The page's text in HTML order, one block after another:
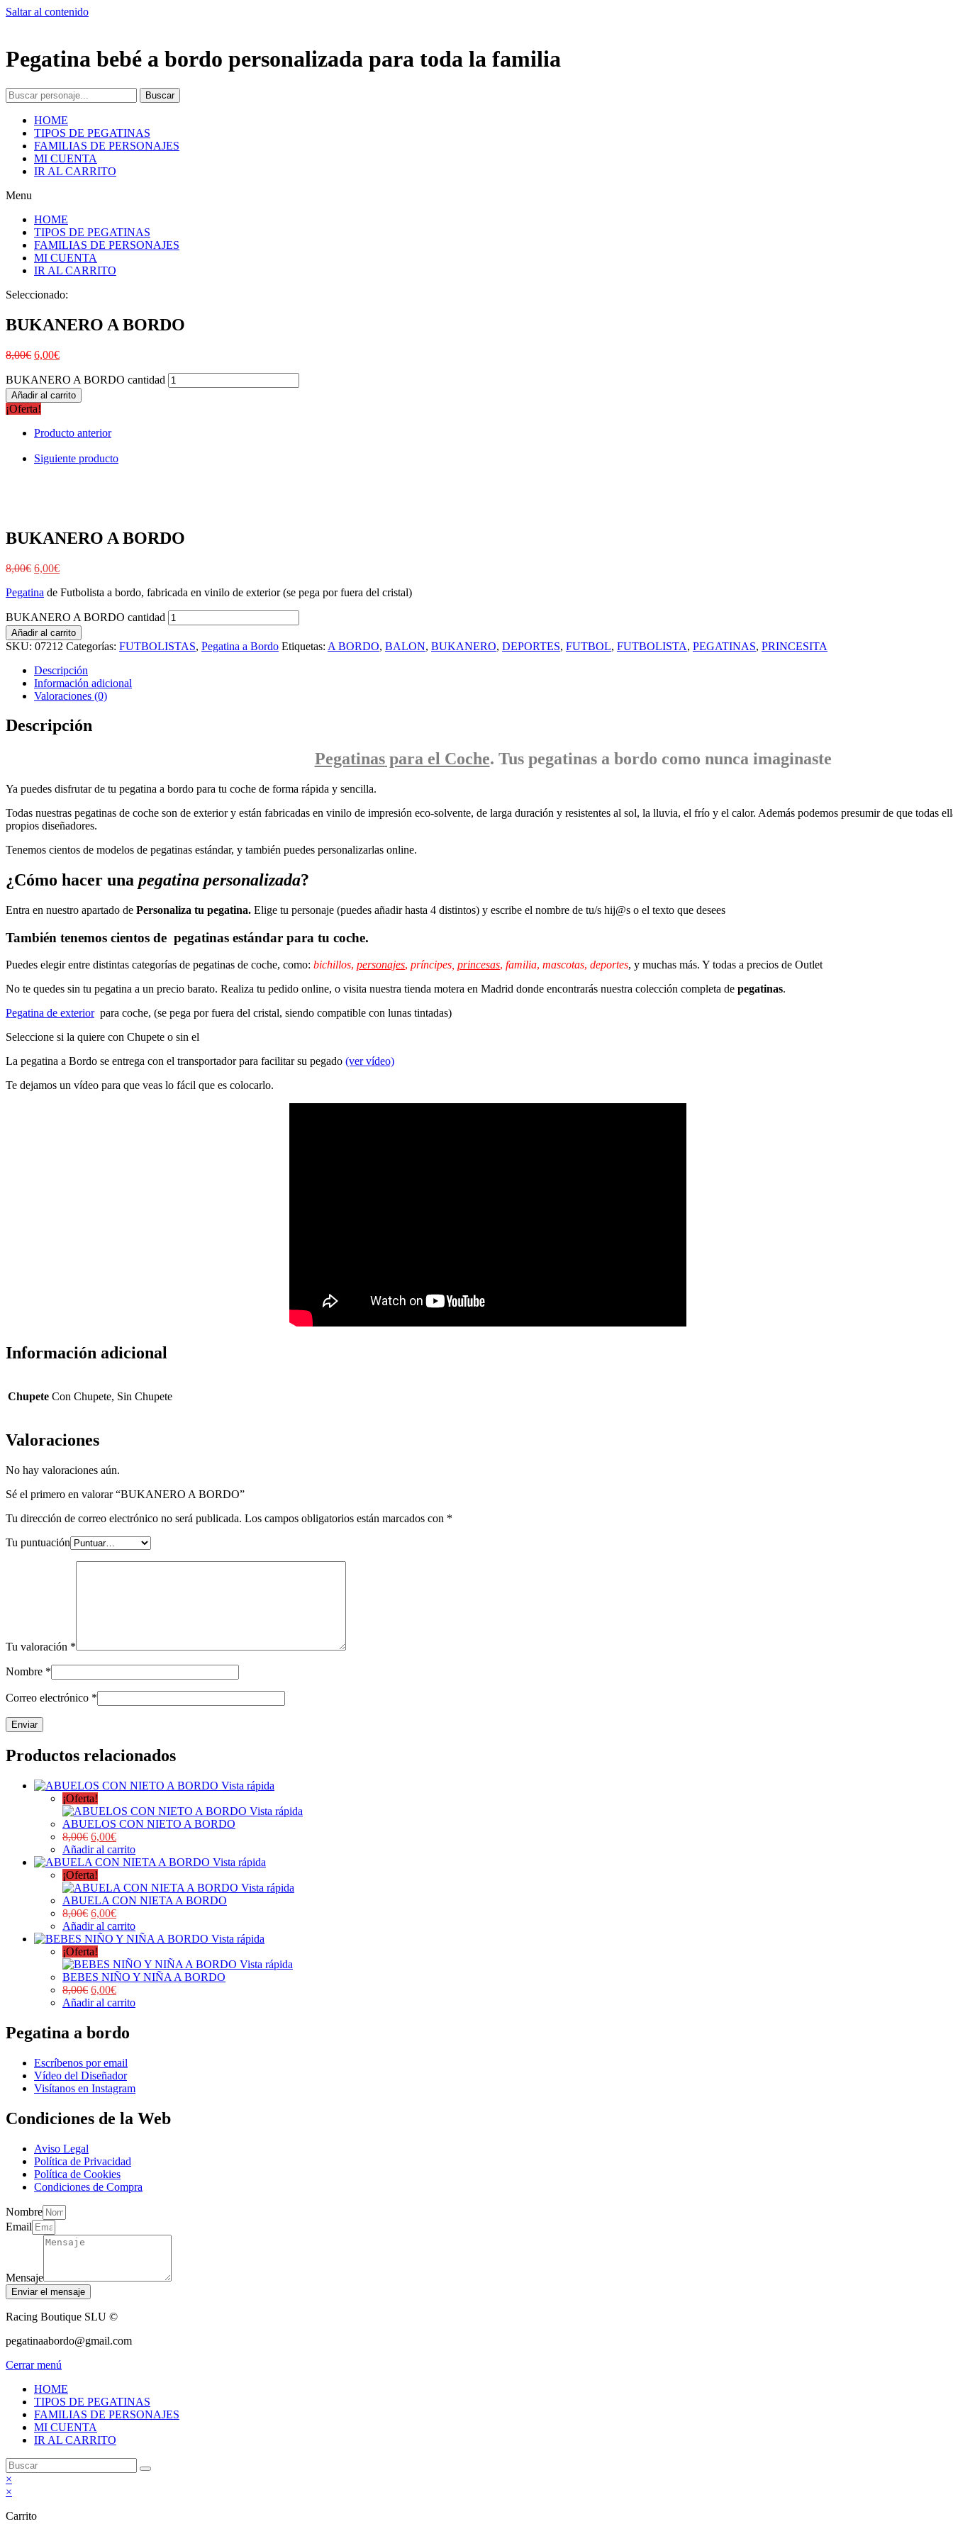
Saltar al contenido
Pegatina bebé a bordo personalizada para toda la familia
Buscar
HOME
TIPOS DE PEGATINAS
FAMILIAS DE PERSONAJES
MI CUENTA
IR AL CARRITO
Menu
HOME
TIPOS DE PEGATINAS
FAMILIAS DE PERSONAJES
MI CUENTA
IR AL CARRITO
Seleccionado:
BUKANERO A BORDO
8,00€ 6,00€
BUKANERO A BORDO cantidad
Añadir al carrito
¡Oferta!
Producto anterior
Siguiente producto
BUKANERO A BORDO
8,00€ 6,00€
Pegatina de Futbolista a bordo, fabricada en vinilo de exterior (se pega por fuera del cristal)
BUKANERO A BORDO cantidad
Añadir al carrito
SKU: 07212 Categorías: FUTBOLISTAS, Pegatina a Bordo Etiquetas: A BORDO, BALON, BUKANERO, DEPORTES, FUTBOL, FUTBOLISTA, PEGATINAS, PRINCESITA
Descripción
Información adicional
Valoraciones (0)
Descripción
Pegatinaspara el Coche. Tus pegatinasa bordo como nunca imaginaste
Ya puedes disfrutar de tu pegatina a bordo para tu coche de forma rápida y sencilla.
Todas nuestras pegatinas de coche son de exterior y están fabricadas en vinilo de impresión eco-solvente, de larga duración y resistentes al sol, la lluvia, el frío y el calor. Además podemos presumir de que todas
propios diseñadores.
Tenemos cientos de modelos de pegatinas estándar, y también puedes personalizarlas online.
¿Cómo hacer una pegatina personalizada?
Entra en nuestro apartado de Personaliza tu pegatina. Elige tu personaje (puedes añadir hasta 4 distintos) y escribe el nombre de tu/s hij@s o el texto que desees
También tenemos cientos de pegatinas estándar para tu coche.
Puedes elegir entre distintas categorías de pegatinas de coche, como: bichillos, personajes, príncipes, princesas, familia, mascotas, deportes, y muchas más. Y todas a precios de Outlet
No te quedes sin tu pegatina a un precio barato. Realiza tu pedido online, o visita nuestra tienda motera en Madrid donde encontrarás nuestra colección completa de pegatinas.
Pegatina de exteriorpara coche, (se pega por fuera del cristal, siendo compatible con lunas tintadas)
Seleccione si la quiere con Chupete o sin el
La pegatina a Bordo se entrega con el transportador para facilitar su pegado (ver vídeo)
Te dejamos un vídeo para que veas lo fácil que es colocarlo.
Información adicional
Chupete Con Chupete, Sin Chupete
Valoraciones
No hay valoraciones aún.
Sé el primero en valorar “BUKANERO A BORDO”
Tu dirección de correo electrónico no será publicada. Los campos obligatorios están marcados con *
Tu puntuación
Tu valoración *
Nombre *
Correo electrónico *
Productos relacionados
Vista rápida
¡Oferta!
Vista rápida
ABUELOS CON NIETO A BORDO
8,00€ 6,00€
Añadir al carrito
Vista rápida
¡Oferta!
Vista rápida
ABUELA CON NIETA A BORDO
8,00€ 6,00€
Añadir al carrito
Vista rápida
¡Oferta!
Vista rápida
BEBES NIÑO Y NIÑA A BORDO
8,00€ 6,00€
Añadir al carrito
Pegatina a bordo
Escríbenos por email
Vídeo del Diseñador
Visítanos en Instagram
Condiciones de la Web
Aviso Legal
Política de Privacidad
Política de Cookies
Condiciones de Compra
Nombre
Email
Mensaje
Enviar el mensaje
Racing Boutique SLU ©
pegatinaabordo@gmail.com
Cerrar menú
HOME
TIPOS DE PEGATINAS
FAMILIAS DE PERSONAJES
MI CUENTA
IR AL CARRITO
×
×
Carrito